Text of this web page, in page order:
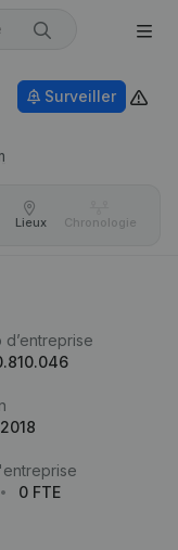
Surveiller
Lieux Chronologie
d’entreprise
0 FTE